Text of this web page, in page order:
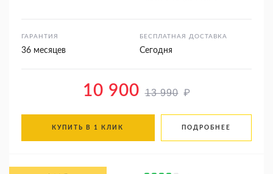
ГАРАНТИЯ
36 месяцев
БЕСПЛАТНАЯ ДОСТАВКА
Сегодня
10 900 13 990 ₽
КУПИТЬ В 1 КЛИК ПОДРОБНЕЕ